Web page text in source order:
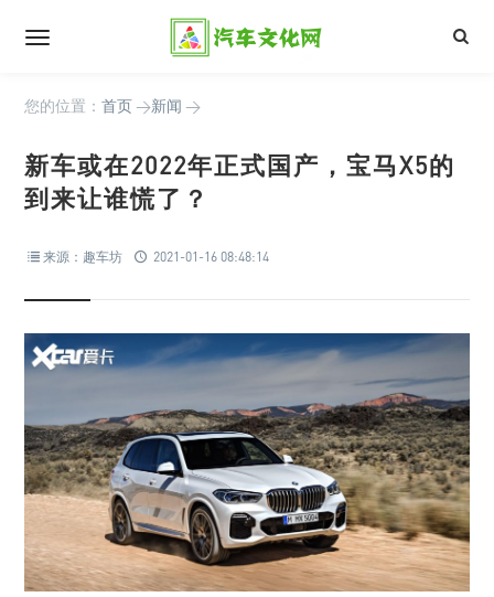
您的位置： 首页 >新闻 >
新车或在2022年正式国产，宝马X5的
到来让谁慌了？
来源：趣车坊 2021-01-16 08:48:14